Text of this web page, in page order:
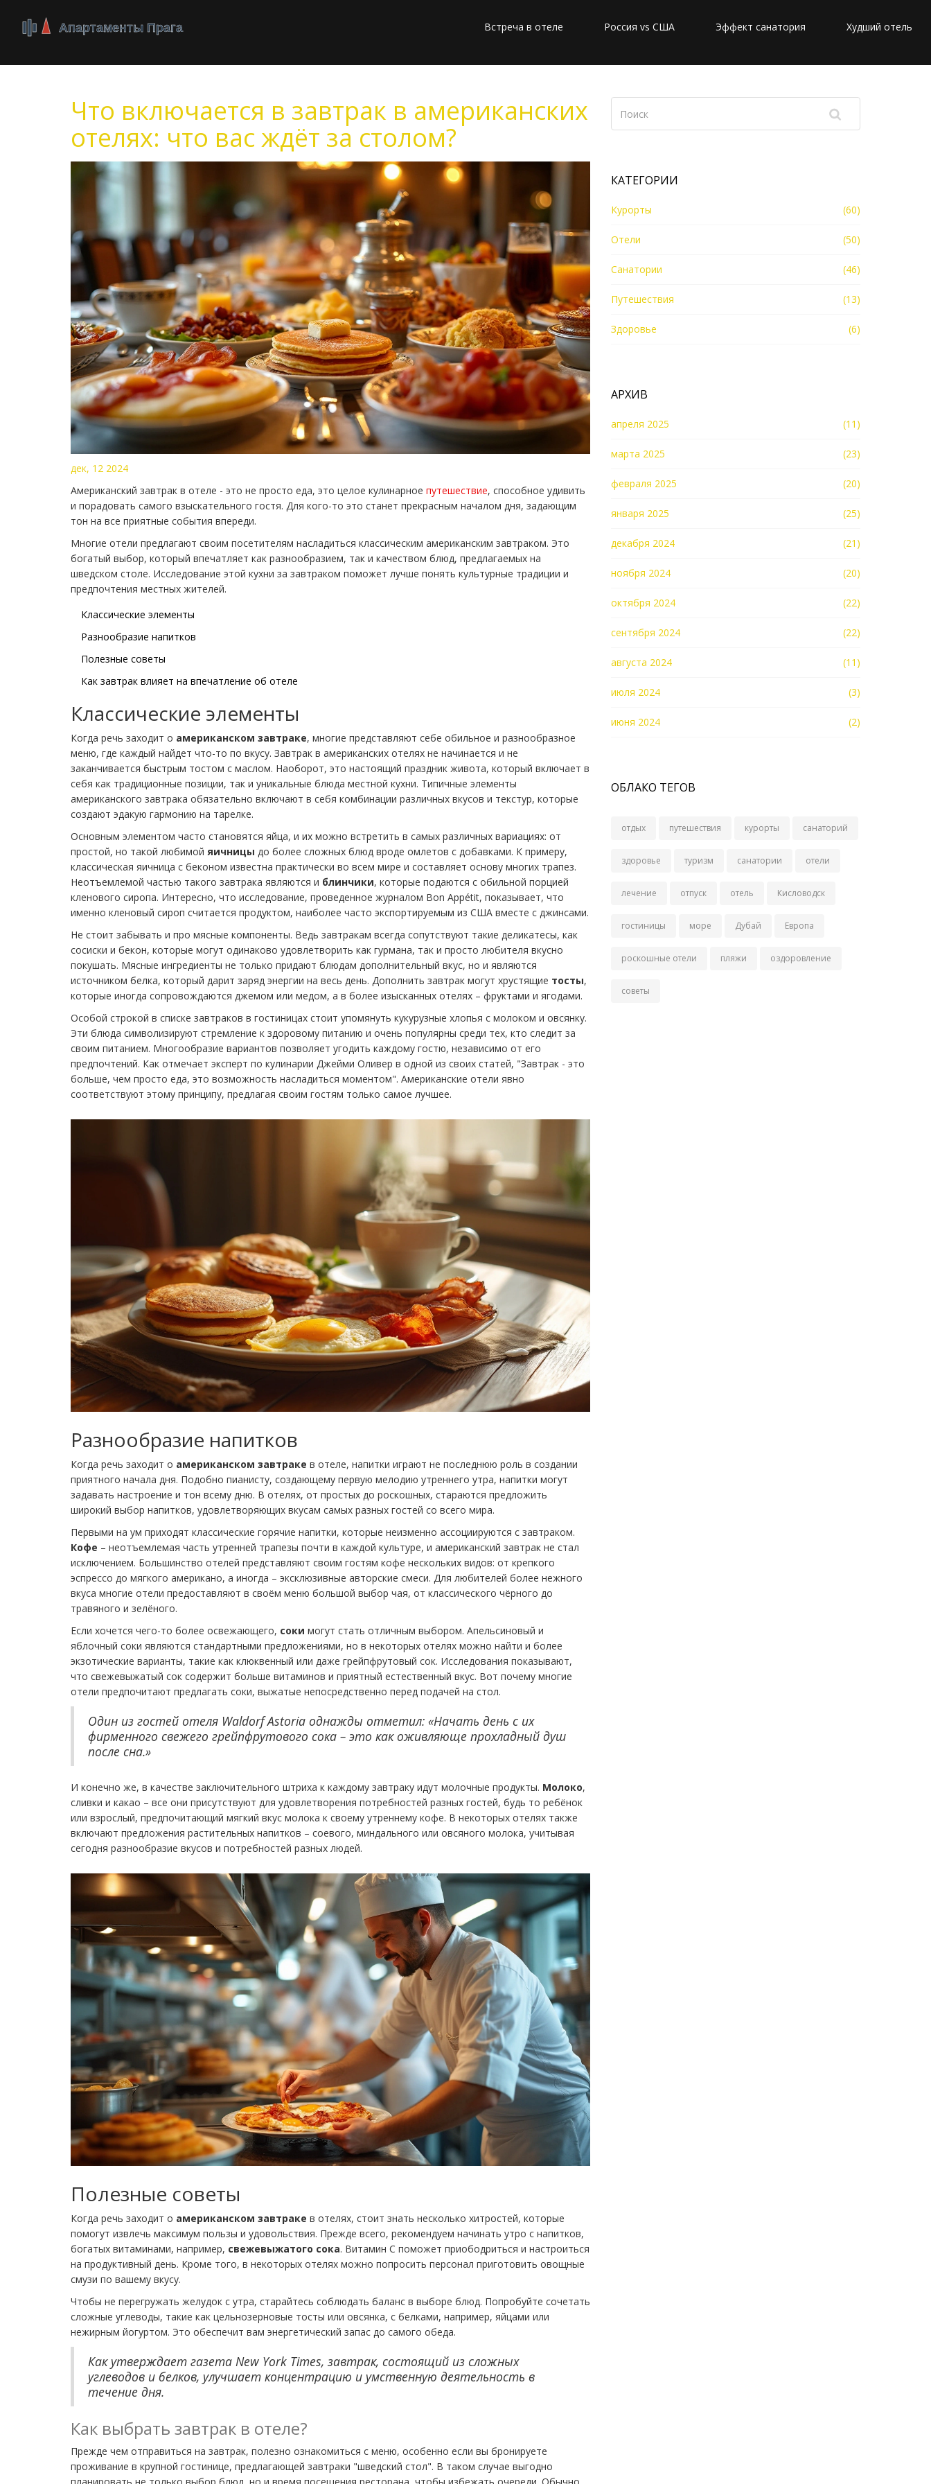
Встреча в отеле Россия vs США Эффект санатория Худший отель
Что включается в завтрак в американских
отелях: что вас ждёт за столом?
дек, 12 2024
Американский завтрак в отеле - это не просто еда, это целое кулинарное путешествие, способное удивить
и порадовать самого взыскательного гостя. Для кого-то это станет прекрасным началом дня, задающим
тон на все приятные события впереди.
Многие отели предлагают своим посетителям насладиться классическим американским завтраком. Это
богатый выбор, который впечатляет как разнообразием, так и качеством блюд, предлагаемых на
шведском столе. Исследование этой кухни за завтраком поможет лучше понять культурные традиции и
предпочтения местных жителей.
Классические элементы
Разнообразие напитков
Полезные советы
Как завтрак влияет на впечатление об отеле
Классические элементы
Когда речь заходит о американском завтраке, многие представляют себе обильное и разнообразное
меню, где каждый найдет что-то по вкусу. Завтрак в американских отелях не начинается и не
заканчивается быстрым тостом с маслом. Наоборот, это настоящий праздник живота, который включает в
себя как традиционные позиции, так и уникальные блюда местной кухни. Типичные элементы
американского завтрака обязательно включают в себя комбинации различных вкусов и текстур, которые
создают эдакую гармонию на тарелке.
Основным элементом часто становятся яйца, и их можно встретить в самых различных вариациях: от
простой, но такой любимой яичницы до более сложных блюд вроде омлетов с добавками. К примеру,
классическая яичница с беконом известна практически во всем мире и составляет основу многих трапез.
Неотъемлемой частью такого завтрака являются и блинчики, которые подаются с обильной порцией
кленового сиропа. Интересно, что исследование, проведенное журналом Bon Appétit, показывает, что
именно кленовый сироп считается продуктом, наиболее часто экспортируемым из США вместе с джинсами.
Не стоит забывать и про мясные компоненты. Ведь завтракам всегда сопутствуют такие деликатесы, как
сосиски и бекон, которые могут одинаково удовлетворить как гурмана, так и просто любителя вкусно
покушать. Мясные ингредиенты не только придают блюдам дополнительный вкус, но и являются
источником белка, который дарит заряд энергии на весь день. Дополнить завтрак могут хрустящие тосты,
которые иногда сопровождаются джемом или медом, а в более изысканных отелях – фруктами и ягодами.
Особой строкой в списке завтраков в гостиницах стоит упомянуть кукурузные хлопья с молоком и овсянку.
Эти блюда символизируют стремление к здоровому питанию и очень популярны среди тех, кто следит за
своим питанием. Многообразие вариантов позволяет угодить каждому гостю, независимо от его
предпочтений. Как отмечает эксперт по кулинарии Джейми Оливер в одной из своих статей, "Завтрак - это
больше, чем просто еда, это возможность насладиться моментом". Американские отели явно
соответствуют этому принципу, предлагая своим гостям только самое лучшее.
Разнообразие напитков
Когда речь заходит о американском завтраке в отеле, напитки играют не последнюю роль в создании
приятного начала дня. Подобно пианисту, создающему первую мелодию утреннего утра, напитки могут
задавать настроение и тон всему дню. В отелях, от простых до роскошных, стараются предложить
широкий выбор напитков, удовлетворяющих вкусам самых разных гостей со всего мира.
Первыми на ум приходят классические горячие напитки, которые неизменно ассоциируются с завтраком.
Кофе – неотъемлемая часть утренней трапезы почти в каждой культуре, и американский завтрак не стал
исключением. Большинство отелей представляют своим гостям кофе нескольких видов: от крепкого
эспрессо до мягкого американо, а иногда – эксклюзивные авторские смеси. Для любителей более нежного
вкуса многие отели предоставляют в своём меню большой выбор чая, от классического чёрного до
травяного и зелёного.
Если хочется чего-то более освежающего, соки могут стать отличным выбором. Апельсиновый и
яблочный соки являются стандартными предложениями, но в некоторых отелях можно найти и более
экзотические варианты, такие как клюквенный или даже грейпфрутовый сок. Исследования показывают,
что свежевыжатый сок содержит больше витаминов и приятный естественный вкус. Вот почему многие
отели предпочитают предлагать соки, выжатые непосредственно перед подачей на стол.
Один из гостей отеля Waldorf Astoria однажды отметил: «Начать день с их
фирменного свежего грейпфрутового сока – это как оживляюще прохладный душ
после сна.»
И конечно же, в качестве заключительного штриха к каждому завтраку идут молочные продукты. Молоко,
сливки и какао – все они присутствуют для удовлетворения потребностей разных гостей, будь то ребёнок
или взрослый, предпочитающий мягкий вкус молока к своему утреннему кофе. В некоторых отелях также
включают предложения растительных напитков – соевого, миндального или овсяного молока, учитывая
сегодня разнообразие вкусов и потребностей разных людей.
Полезные советы
Когда речь заходит о американском завтраке в отелях, стоит знать несколько хитростей, которые
помогут извлечь максимум пользы и удовольствия. Прежде всего, рекомендуем начинать утро с напитков,
богатых витаминами, например, свежевыжатого сока. Витамин С поможет приободриться и настроиться
на продуктивный день. Кроме того, в некоторых отелях можно попросить персонал приготовить овощные
смузи по вашему вкусу.
Чтобы не перегружать желудок с утра, старайтесь соблюдать баланс в выборе блюд. Попробуйте сочетать
сложные углеводы, такие как цельнозерновые тосты или овсянка, с белками, например, яйцами или
нежирным йогуртом. Это обеспечит вам энергетический запас до самого обеда.
Как утверждает газета New York Times, завтрак, состоящий из сложных
углеводов и белков, улучшает концентрацию и умственную деятельность в
течение дня.
Как выбрать завтрак в отеле?
Прежде чем отправиться на завтрак, полезно ознакомиться с меню, особенно если вы бронируете
проживание в крупной гостинице, предлагающей завтраки "шведский стол". В таком случае выгодно
планировать не только выбор блюд, но и время посещения ресторана, чтобы избежать очереди. Обычно
КАТЕГОРИИ
Курорты (60)
Отели (50)
Санатории (46)
Путешествия (13)
Здоровье (6)
АРХИВ
апреля 2025 (11)
марта 2025 (23)
февраля 2025 (20)
января 2025 (25)
декабря 2024 (21)
ноября 2024 (20)
октября 2024 (22)
сентября 2024 (22)
августа 2024 (11)
июля 2024 (3)
июня 2024 (2)
ОБЛАКО ТЕГОВ
отдых путешествия курорты санаторий
здоровье туризм санатории отели
лечение отпуск отель Кисловодск
гостиницы море Дубай Европа
роскошные отели пляжи оздоровление
советы